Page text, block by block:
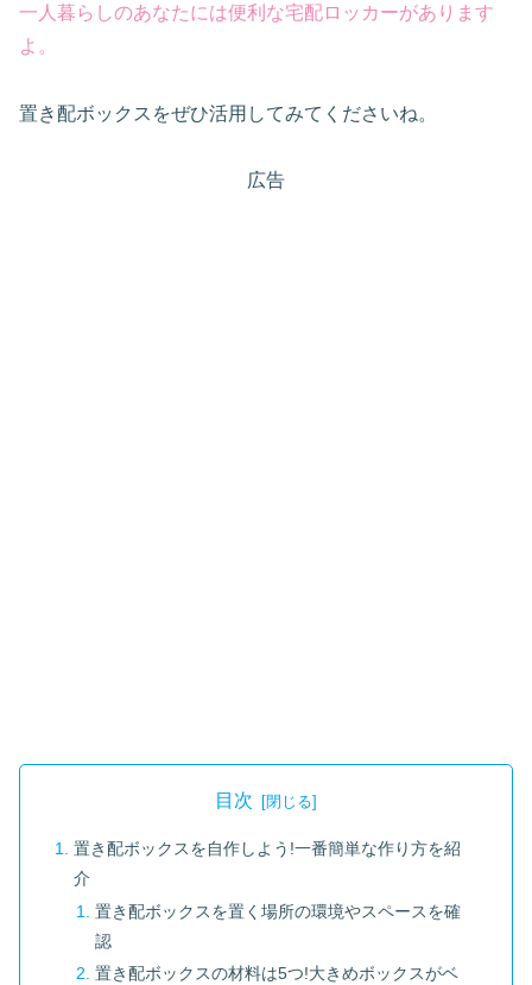
一人暮らしのあなたには便利な宅配ロッカーがあります
よ。
置き配ボックスをぜひ活用してみてくださいね。
広告
目次
置き配ボックスを自作しよう!一番簡単な作り方を紹
介
置き配ボックスを置く場所の環境やスペースを確
認
置き配ボックスの材料は5つ!大きめボックスがベ